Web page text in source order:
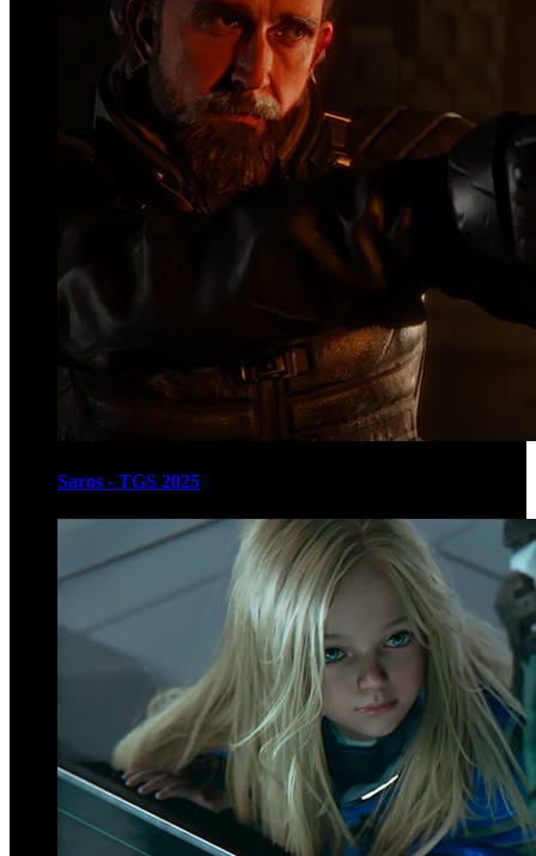
Saros - TGS 2025